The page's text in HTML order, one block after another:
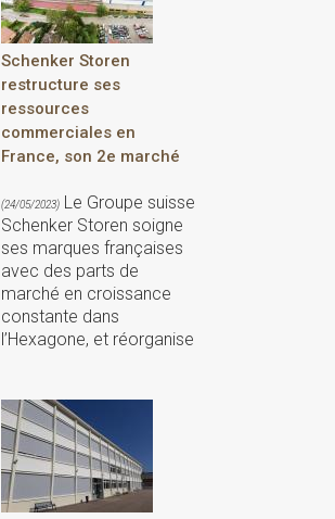
Schenker Storen
restructure ses
ressources
commerciales en
France, son 2e marché
(24/05/2023) Le Groupe suisse
Schenker Storen soigne
ses marques françaises
avec des parts de
marché en croissance
constante dans
l’Hexagone, et réorganise